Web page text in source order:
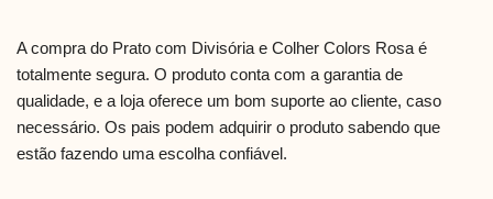
A compra do Prato com Divisória e Colher Colors Rosa é
totalmente segura. O produto conta com a garantia de
qualidade, e a loja oferece um bom suporte ao cliente, caso
necessário. Os pais podem adquirir o produto sabendo que
estão fazendo uma escolha confiável.